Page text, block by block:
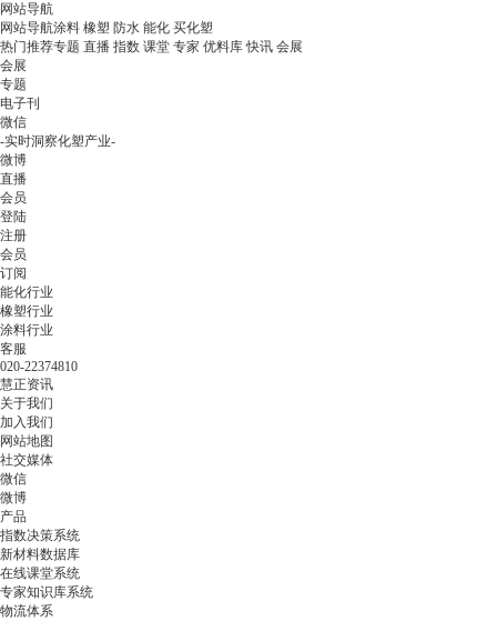
网站导航
网站导航涂料 橡塑 防水 能化 买化塑
热门推荐专题 直播 指数 课堂 专家 优料库 快讯 会展
会展
专题
电子刊
微信
-实时洞察化塑产业-
微博
直播
会员
登陆
注册
会员
订阅
能化行业
橡塑行业
涂料行业
客服
020-22374810
慧正资讯
关于我们
加入我们
网站地图
社交媒体
微信
微博
产品
指数决策系统
新材料数据库
在线课堂系统
专家知识库系统
物流体系